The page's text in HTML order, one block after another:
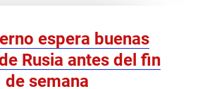
espera buenas
Rusia antes del fin
de semana